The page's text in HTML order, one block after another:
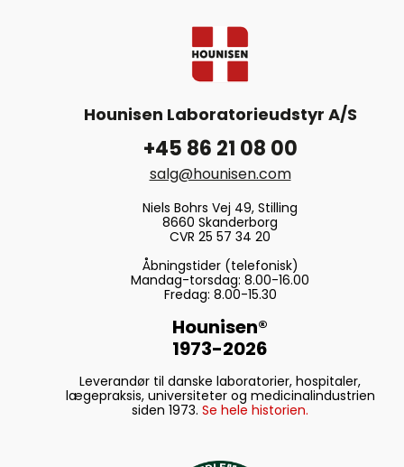
Hounisen Laboratorieudstyr A/S
+45 86 21 08 00
salg@hounisen.com
Niels Bohrs Vej 49, Stilling
8660 Skanderborg
CVR 25 57 34 20
Åbningstider (telefonisk)
Mandag-torsdag: 8.00-16.00
Fredag: 8.00-15.30
Hounisen®
1973-2026
Leverandør til danske laboratorier, hospitaler,
lægepraksis, universiteter og medicinalindustrien
siden 1973. Se hele historien.